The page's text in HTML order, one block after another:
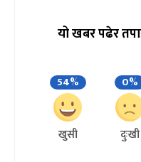
यो खबर पढेर
54%
खुसी
0%
दुःखी